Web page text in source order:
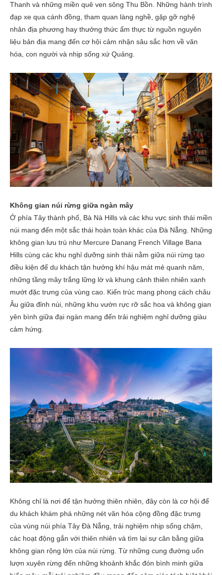
Thanh và những miền quê ven sông Thu Bồn. Những hành trình
đạp xe qua cánh đồng, tham quan làng nghề, gặp gỡ nghệ
nhân địa phương hay thưởng thức ẩm thực từ nguồn nguyên
liệu bản địa mang đến cơ hội cảm nhận sâu sắc hơn về văn
hóa, con người và nhịp sống xứ Quảng.
Không gian núi rừng giữa ngàn mây
Ở phía Tây thành phố, Bà Nà Hills và các khu vực sinh thái miền
núi mang đến một sắc thái hoàn toàn khác của Đà Nẵng. Những
không gian lưu trú như Mercure Danang French Village Bana
Hills cùng các khu nghỉ dưỡng sinh thái nằm giữa núi rừng tạo
điều kiện để du khách tận hưởng khí hậu mát mẻ quanh năm,
những tầng mây trắng lững lờ và khung cảnh thiên nhiên xanh
mướt đặc trưng của vùng cao. Kiến trúc mang phong cách châu
Âu giữa đỉnh núi, những khu vườn rực rỡ sắc hoa và không gian
yên bình giữa đại ngàn mang đến trải nghiệm nghỉ dưỡng giàu
cảm hứng.
Không chỉ là nơi để tận hưởng thiên nhiên, đây còn là cơ hội để
du khách khám phá những nét văn hóa cộng đồng đặc trưng
của vùng núi phía Tây Đà Nẵng, trải nghiệm nhịp sống chậm,
các hoạt động gắn với thiên nhiên và tìm lại sự cân bằng giữa
không gian rộng lớn của núi rừng. Từ những cung đường uốn
lượn xuyên rừng đến những khoảnh khắc đón bình minh giữa